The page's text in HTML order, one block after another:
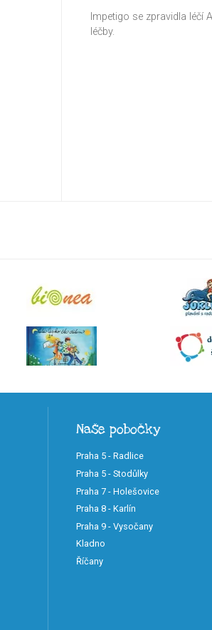
Impetigo se zpravidla
léčby.
Naše pobočky
Praha 5 - Radlice
Praha 5 - Stodůlky
Praha 7 - Holešovice
Praha 8 - Karlín
Praha 9 - Vysočany
Kladno
Říčany